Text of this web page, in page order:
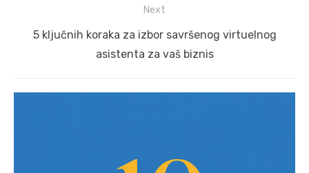
Next
Next
5 ključnih koraka za izbor savršenog virtuelnog
asistenta za vaš biznis